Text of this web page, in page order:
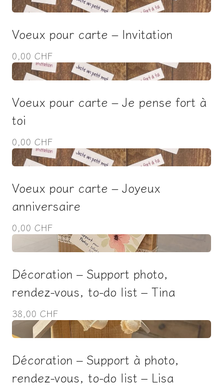
Voeux pour carte – Invitation
0,00 CHF
Voeux pour carte – Je pense fort à
toi
0,00 CHF
Voeux pour carte – Joyeux
anniversaire
0,00 CHF
Décoration – Support photo,
rendez-vous, to-do list – Tina
38,00 CHF
Décoration – Support à photo,
rendez-vous, to-do list – Lisa